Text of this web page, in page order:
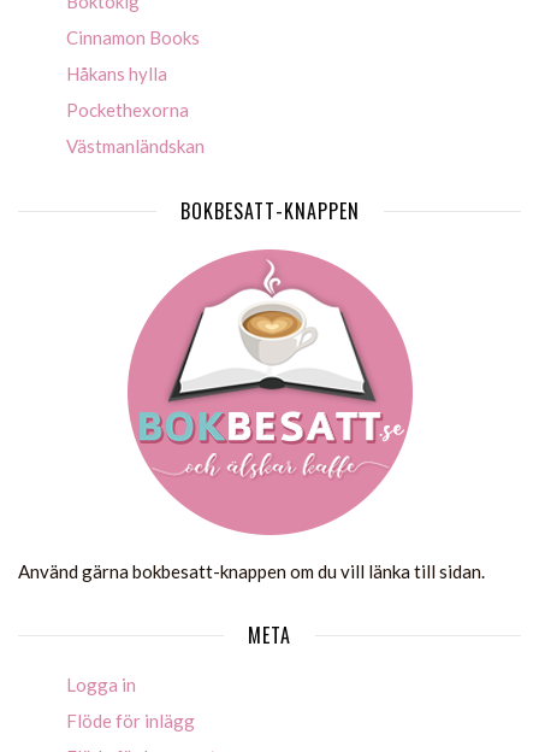
Cinnamon Books
Håkans hylla
Pockethexorna
Västmanländskan
BOKBESATT-KNAPPEN
Använd gärna bokbesatt-knappen om du vill länka till sidan.
META
Logga in
Flöde för inlägg